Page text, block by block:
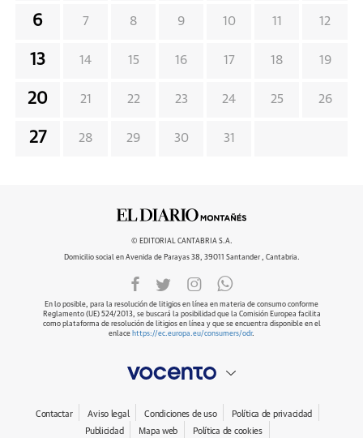
6 7 8 9 10 11 12
13 14 15 16 17 18 19
20 21 22 23 24 25 26
27 28 29 30 31
© EDITORIAL CANTABRIA S.A.
Domicilio social en Avenida de Parayas 38, 39011 Santander , Cantabria.
En lo posible, para la resolución de litigios en línea en materia de consumo conforme
Reglamento (UE) 524/2013, se buscará la posibilidad que la Comisión Europea facilita
como plataforma de resolución de litigios en línea y que se encuentra disponible en el
enlace https://ec.europa.eu/consumers/odr.
Contactar Aviso legal Condiciones de uso
Política de privacidad
Publicidad
Mapa web Política de cookies